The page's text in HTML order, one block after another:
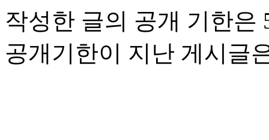
작성한 글의 공개 기한은
공개기한이 지난 게시글